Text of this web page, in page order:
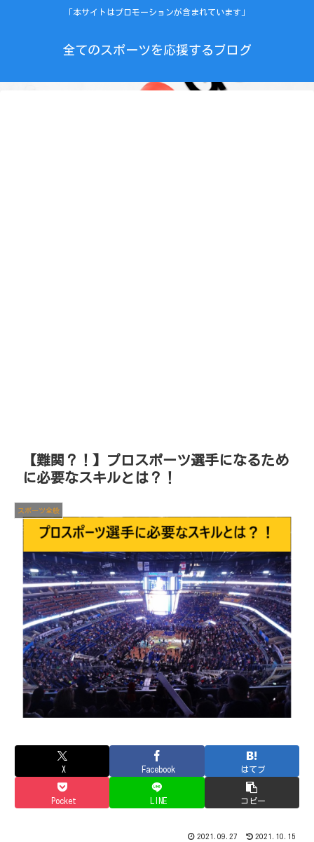
「本サイトはプロモーションが含まれています」
全てのスポーツを応援するブログ
【難関？！】プロスポーツ選手になるため
に必要なスキルとは？！
スポーツ全般
X Facebook はてブ
Pocket LINE コピー
2021.09.27 2021.10.15